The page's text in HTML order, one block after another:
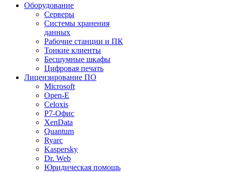
Оборудование
Серверы
Системы хранения
данных
Рабочие станции и ПК
Тонкие клиенты
Бесшумные шкафы
Цифровая печать
Лицензирование ПО
Microsoft
Open-E
Celoxis
Р7-Офис
XenData
Quantum
Ryarc
Kaspersky
Dr. Web
Юридическая помощь